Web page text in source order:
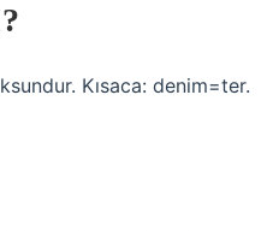
Kısaca: denim=ter.